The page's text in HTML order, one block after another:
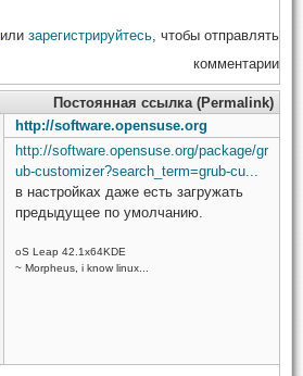
или зарегистрируйтесь , чтобы отправлять
комментарии
Постоянная ссылка (Permalink)
http://software.opensuse.org
http://software.opensuse.org/package/gr
ub-customizer?search_term=grub-cu...
в настройках даже есть загружать
предыдущее по умолчанию.
oS Leap 42.1x64KDE
~ Morpheus, i know linux...